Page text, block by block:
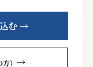
む →
） →